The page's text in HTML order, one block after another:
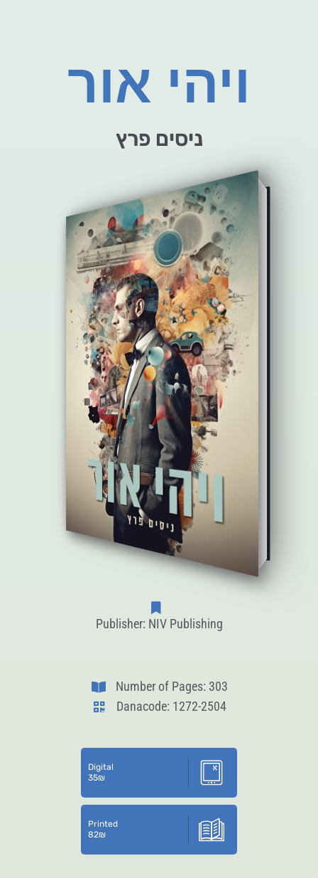
ויהי אור
ניסים פרץ
Publisher: NIV Publishing
Number of Pages: 303
Danacode: 1272-2504
Digital
35₪
Printed
82₪